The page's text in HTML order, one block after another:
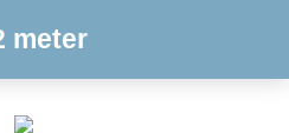
meter